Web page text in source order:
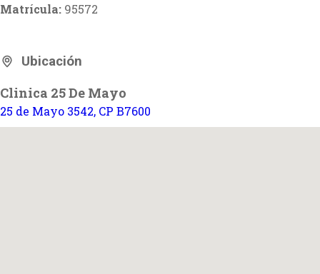
Matrícula: 95572
Ubicación
Clinica 25 De Mayo
25 de Mayo 3542, CP B7600